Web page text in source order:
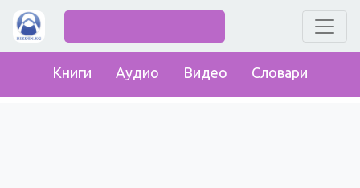
Книги Аудио Видео Словари